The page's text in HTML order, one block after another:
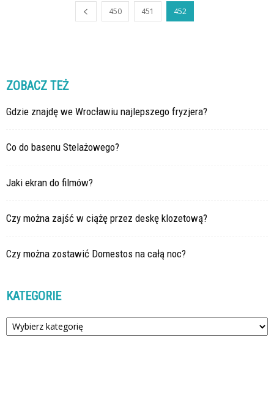
450 451 452
ZOBACZ TEŻ
Gdzie znajdę we Wrocławiu najlepszego fryzjera?
Co do basenu Stelażowego?
Jaki ekran do filmów?
Czy można zajść w ciążę przez deskę klozetową?
Czy można zostawić Domestos na całą noc?
KATEGORIE
Kategorie